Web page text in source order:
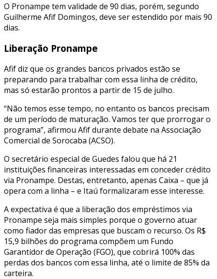
O Pronampe tem validade de 90 dias, porém, segundo
Guilherme Afif Domingos, deve ser estendido por mais 90
dias.
Liberação Pronampe
Afif diz que os grandes bancos privados estão se
preparando para trabalhar com essa linha de crédito,
mas só estarão prontos a partir de 15 de julho.
“Não temos esse tempo, no entanto os bancos precisam
de um período de maturação. Vamos ter que prorrogar o
programa”, afirmou Afif durante debate na Associação
Comercial de Sorocaba (ACSO).
O secretário especial de Guedes falou que há 21
instituições financeiras interessadas em conceder crédito
via Pronampe. Destas, entretanto, apenas Caixa – que já
opera com a linha – e Itaú formalizaram esse interesse.
A expectativa é que a liberação dos empréstimos via
Pronampe seja mais simples porque o governo atuar
como fiador das empresas que buscam o recurso. Os R$
15,9 bilhões do programa compõem um Fundo
Garantidor de Operação (FGO), que cobrirá 100% das
perdas dos bancos com essa linha, até o limite de 85% da
carteira.